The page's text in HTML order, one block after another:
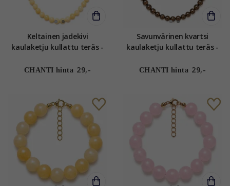
Keltainen jadekivi
kaulaketju kullattu teräs -
CHANTI hinta 29,-
Savunvärinen kvartsi
kaulaketju kullattu teräs -
CHANTI hinta 29,-